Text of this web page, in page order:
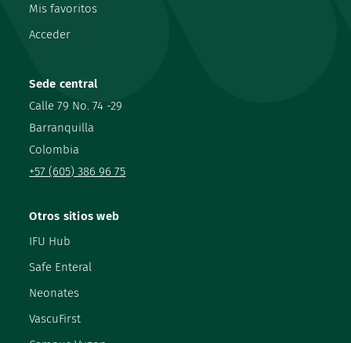
Sede central
Calle 79 No. 74 -29
Barranquilla
Colombia
+57 (605) 386 96 75
Mis favoritos
Acceder
Otros sitios web
IFU Hub
Safe Enteral
Neonates
VascuFirst